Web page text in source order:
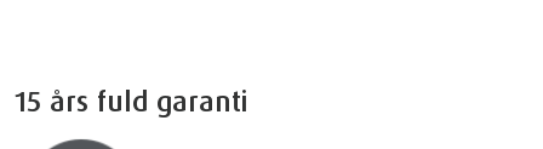
15 års fuld garanti